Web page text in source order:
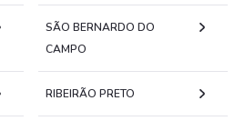
SÃO BERNARDO DO
CAMPO
RIBEIRÃO PRETO